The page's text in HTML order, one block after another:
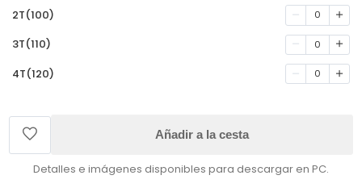
2T(100) 0
3T(110) 0
4T(120) 0
Añadir a la cesta
Detalles e imágenes disponibles para descargar en PC.